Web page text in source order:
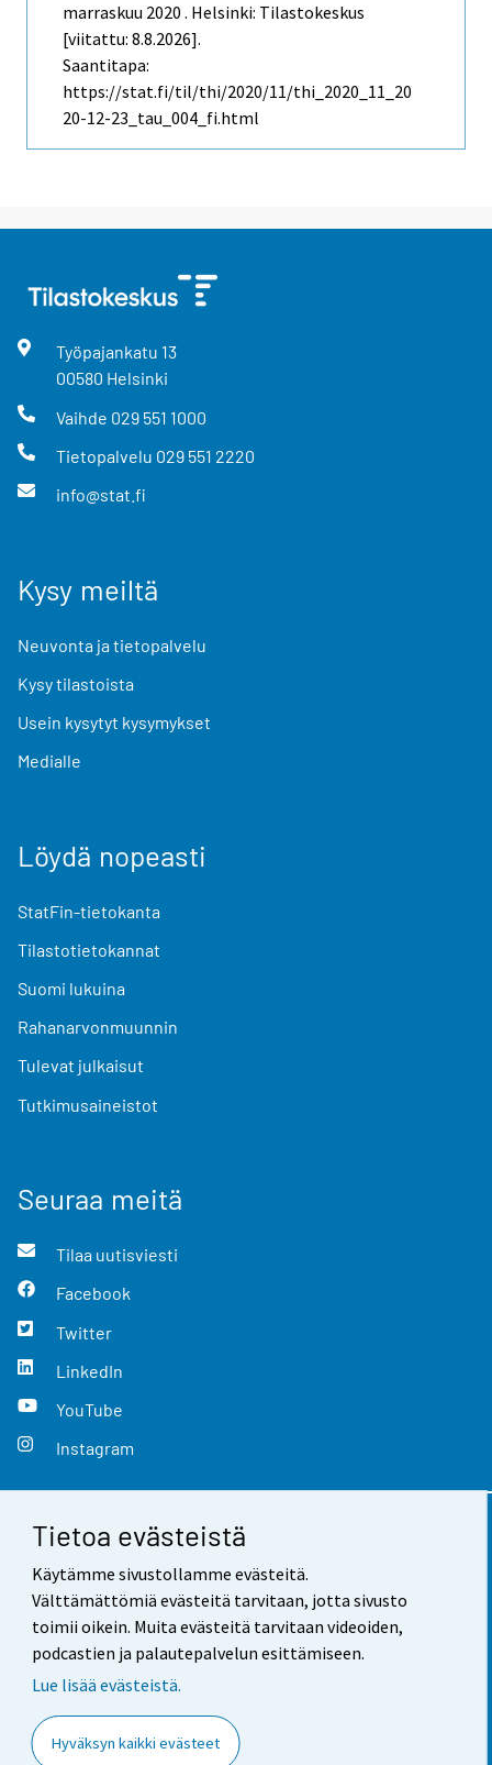
Tietoa evästeistä
Käytämme sivustollamme evästeitä.
Välttämättömiä evästeitä tarvitaan, jotta sivusto
toimii oikein. Muita evästeitä tarvitaan videoiden,
podcastien ja palautepalvelun esittämiseen.
Lue lisää evästeistä.
Hyväksyn kaikki evästeet
marraskuu 2020 . Helsinki: Tilastokeskus
[viitattu: 8.8.2026].
Saantitapa:
https://stat.fi/til/thi/2020/11/thi_2020_11_20
20-12-23_tau_004_fi.html
Työpajankatu 13
00580 Helsinki
Vaihde 029 551 1000
Tietopalvelu 029 551 2220
info@stat.fi
Kysy meiltä
Neuvonta ja tietopalvelu
Kysy tilastoista
Usein kysytyt kysymykset
Medialle
Löydä nopeasti
StatFin-tietokanta
Tilastotietokannat
Suomi lukuina
Rahanarvonmuunnin
Tulevat julkaisut
Tutkimusaineistot
Seuraa meitä
Tilaa uutisviesti
Facebook
Twitter
LinkedIn
YouTube
Instagram
Yhteystiedot
Palaute
Käyttöehdot
Saavutettavuus